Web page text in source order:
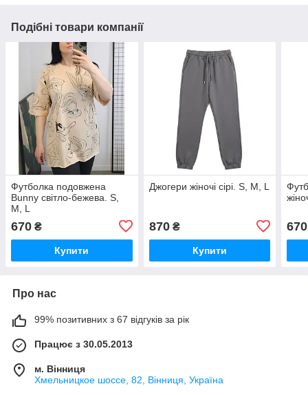
Подібні товари компанії
Футболка подовжена
Bunny світло-бежева. S,
M, L
670 ₴
Купити
Джогери жіночі сірі. S, M, L
870₴
Купити
670
Про нас
99% позитивних з 67 відгуків за рік
Працює з 30.05.2013
м. Вінниця
Хмельницкое шоссе, 82, Вінниця, Україна